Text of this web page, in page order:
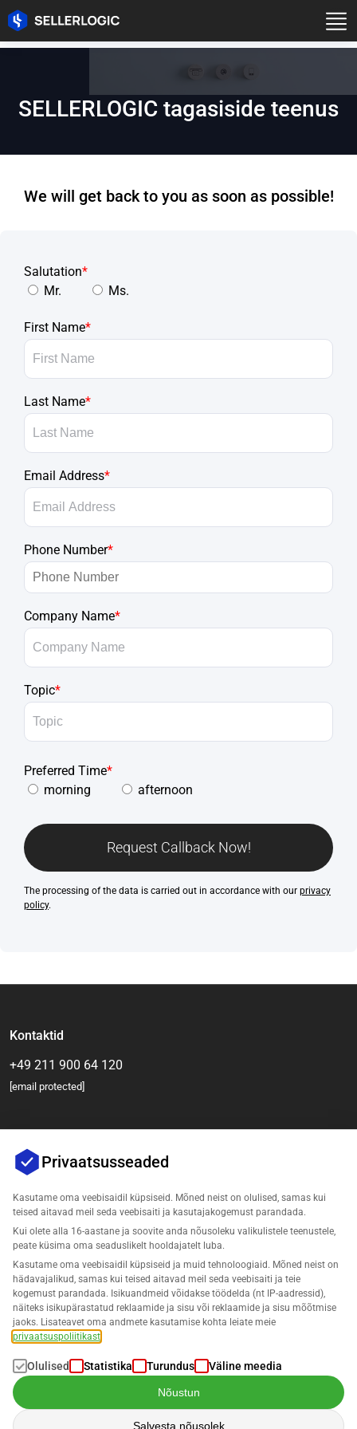
SELLERLOGIC tagasiside teenus
We will get back to you as soon as possible!
Salutation*
Mr.
Ms.
First Name*
Last Name*
Email Address*
Phone Number*
Company Name*
Topic*
Preferred Time*
morning
afternoon
Request Callback Now!
The processing of the data is carried out in accordance with our privacy
policy.
Kontaktid
+49 211 900 64 120
[email protected]
Ettevõte
Tugi
Lahendused Amazonile
Privaatsusseaded
Kasutame oma veebisaidil küpsiseid. Mõned neist on olulised, samas kui
teised aitavad meil seda veebisaiti ja kasutajakogemust parandada.
Kui olete alla 16-aastane ja soovite anda nõusoleku valikulistele teenustele,
peate küsima oma seaduslikelt hooldajatelt luba.
Kasutame oma veebisaidil küpsiseid ja muid tehnoloogiaid. Mõned neist on
hädavajalikud, samas kui teised aitavad meil seda veebisaiti ja teie
kogemust parandada. Isikuandmeid võidakse töödelda (nt IP-aadressid),
näiteks isikupärastatud reklaamide ja sisu või reklaamide ja sisu mõõtmise
jaoks. Lisateavet oma andmete kasutamise kohta leiate meie
privaatsuspoliitikast
Olulised Statistika Turundus Väline meedia
Nõustun
Salvesta nõusolek